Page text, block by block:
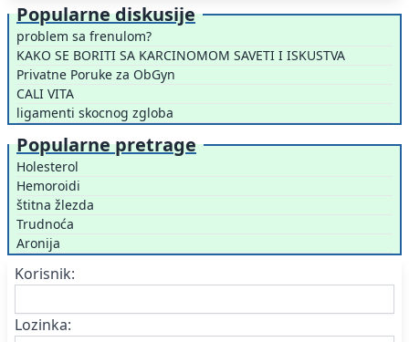
Popularne diskusije
problem sa frenulom?
KAKO SE BORITI SA KARCINOMOM SAVETI I ISKUSTVA
Privatne Poruke za ObGyn
CALI VITA
ligamenti skocnog zgloba
Popularne pretrage
Holesterol
Hemoroidi
štitna žlezda
Trudnoća
Aronija
Korisnik:
Lozinka: